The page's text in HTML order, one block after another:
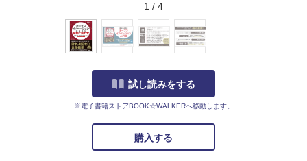
1 / 4
試し読みをする
※電子書籍ストアBOOK☆WALKERへ移動します。
購入する